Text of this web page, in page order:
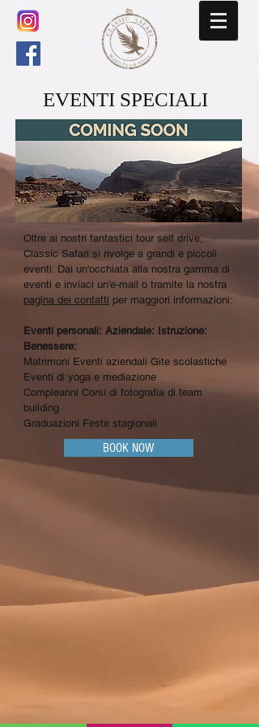
Oltre ai nostri fantastici tour self drive,
Classic Safari si rivolge a grandi e piccoli
eventi. Dai un'occhiata alla nostra gamma di
eventi e inviaci un'e-mail o tramite la nostra
pagina dei contatti per maggiori informazioni:
Eventi personali: Aziendale: Istruzione:
Benessere:
Matrimoni Eventi aziendali Gite scolastiche
Eventi di yoga e mediazione
Compleanni Corsi di fotografia di team
building
Graduazioni Feste stagionali
EVENTI SPECIALI
BOOK NOW